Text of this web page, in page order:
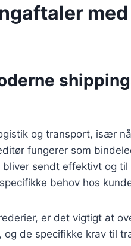
og transport, især
fungerer som
bliver sendt effektivt og
behov hos
er det vigtigt at
de specifikke krav til